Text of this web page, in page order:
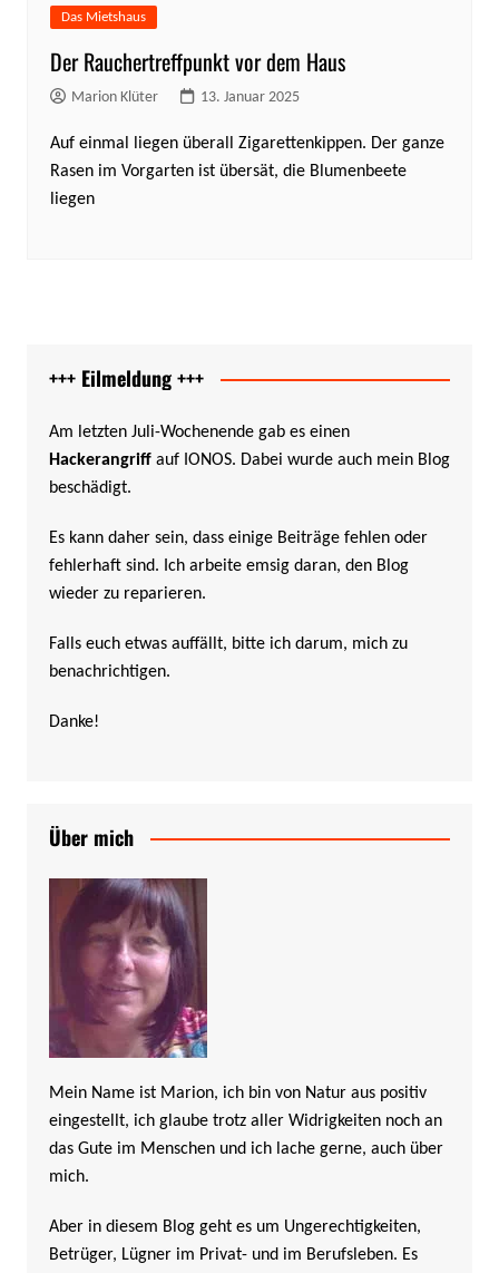
Das Mietshaus
Der Rauchertreffpunkt vor dem Haus
Marion Klüter 13. Januar 2025
Auf einmal liegen überall Zigarettenkippen. Der ganze
Rasen im Vorgarten ist übersät, die Blumenbeete
liegen
+++ Eilmeldung +++
Am letzten Juli-Wochenende gab es einen
Hackerangriffauf IONOS. Dabei wurde auch mein Blog
beschädigt.
Es kann daher sein, dass einige Beiträge fehlen oder
fehlerhaft sind. Ich arbeite emsig daran, den Blog
wieder zu reparieren.
Falls euch etwas auffällt, bitte ich darum, mich zu
benachrichtigen.
Danke!
Über mich
Mein Name ist Marion, ich bin von Natur aus positiv
eingestellt, ich glaube trotz aller Widrigkeiten noch an
das Gute im Menschen und ich lache gerne, auch über
mich.
Aber in diesem Blog geht es um Ungerechtigkeiten,
Betrüger, Lügner im Privat- und im Berufsleben. Es